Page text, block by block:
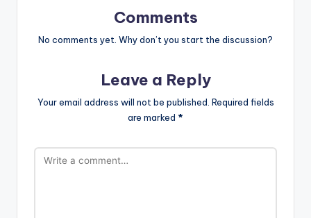
Comments
No comments yet. Why don’t you start the discussion?
Leave a Reply
Your email address will not be published. Required fields
are marked *